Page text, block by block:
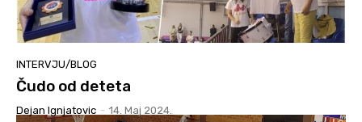
INTERVJU/BLOG
Čudo od deteta
Dejan Ignjatovic - 14. Мај 2024.